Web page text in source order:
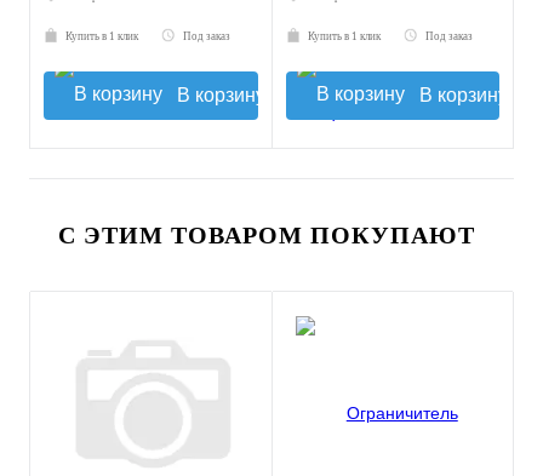
Купить в 1 клик Под заказ
В корзину
Купить в 1 клик Под заказ
В корзину
С ЭТИМ ТОВАРОМ ПОКУПАЮТ